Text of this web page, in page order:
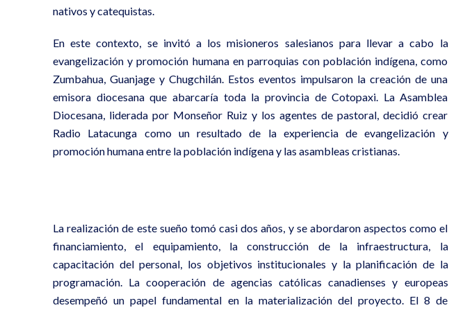
nativos y catequistas.
En este contexto, se invitó a los misioneros salesianos para llevar a cabo la
evangelización y promoción humana en parroquias con población indígena, como
Zumbahua, Guanjage y Chugchilán. Estos eventos impulsaron la creación de una
emisora diocesana que abarcaría toda la provincia de Cotopaxi. La Asamblea
Diocesana, liderada por Monseñor Ruiz y los agentes de pastoral, decidió crear
Radio Latacunga como un resultado de la experiencia de evangelización y
promoción humana entre la población indígena y las asambleas cristianas.
La realización de este sueño tomó casi dos años, y se abordaron aspectos como el
financiamiento, el equipamiento, la construcción de la infraestructura, la
capacitación del personal, los objetivos institucionales y la planificación de la
programación. La cooperación de agencias católicas canadienses y europeas
desempeñó un papel fundamental en la materialización del proyecto. El 8 de